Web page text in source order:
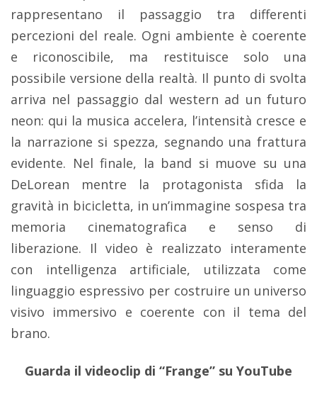
rappresentano il passaggio tra differenti
percezioni del reale. Ogni ambiente è coerente
e riconoscibile, ma restituisce solo una
possibile versione della realtà. Il punto di svolta
arriva nel passaggio dal western ad un futuro
neon: qui la musica accelera, l’intensità cresce e
la narrazione si spezza, segnando una frattura
evidente. Nel finale, la band si muove su una
DeLorean mentre la protagonista sfida la
gravità in bicicletta, in un’immagine sospesa tra
memoria cinematografica e senso di
liberazione. Il video è realizzato interamente
con intelligenza artificiale, utilizzata come
linguaggio espressivo per costruire un universo
visivo immersivo e coerente con il tema del
brano.
Guarda il videoclip di “Frange” su YouTube